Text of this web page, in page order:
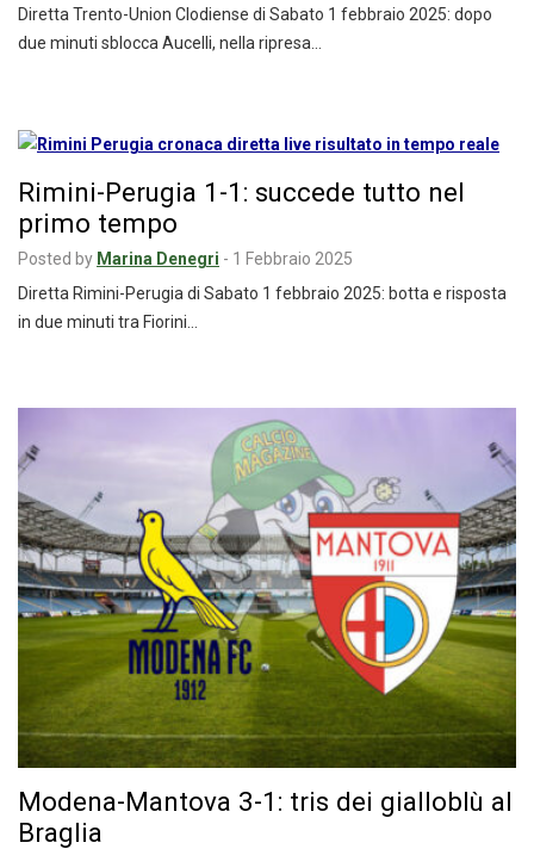
Diretta Trento-Union Clodiense di Sabato 1 febbraio 2025: dopo
due minuti sblocca Aucelli, nella ripresa…
Rimini-Perugia 1-1: succede tutto nel
primo tempo
Posted by Marina Denegri - 1 Febbraio 2025
Diretta Rimini-Perugia di Sabato 1 febbraio 2025: botta e risposta
in due minuti tra Fiorini…
Modena-Mantova 3-1: tris dei gialloblù al
Braglia